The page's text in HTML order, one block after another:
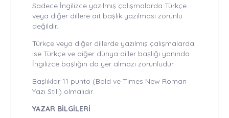
Sadece İngilizce yazılmış çalışmalarda Türkçe
veya diğer dillere ait başlık yazılması zorunlu
değildir.
Türkçe veya diğer dillerde yazılmış çalışmalarda
ise Türkçe ve diğer dünya diller başlığı yanında
İngilizce başlığın da yer almazı zorunludur.
Başlıklar 11 punto (Bold ve Times New Roman
Yazı Stili) olmalıdır.
YAZAR BİLGİLERİ